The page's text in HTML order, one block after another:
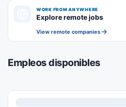
WORK FROM ANYWHERE
Explore remote jobs
View remote companies
Empleos disponibles